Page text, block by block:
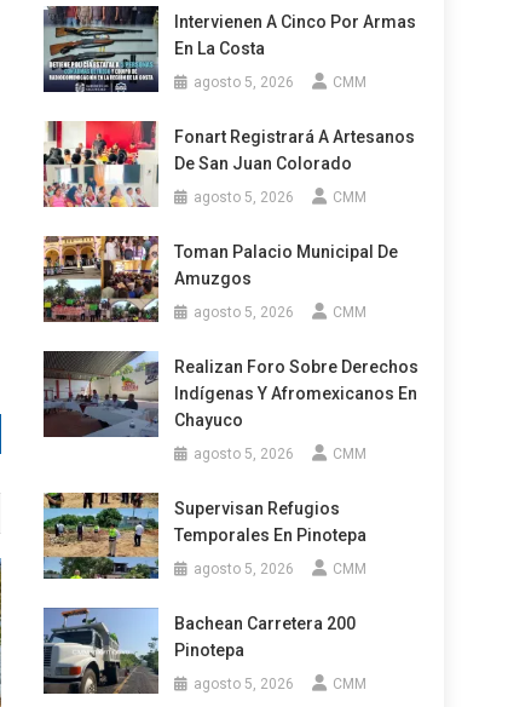
Intervienen A Cinco Por Armas
En La Costa
agosto 5, 2026 CMM
Fonart Registrará A Artesanos
De San Juan Colorado
agosto 5, 2026 CMM
Toman Palacio Municipal De
Amuzgos
agosto 5, 2026 CMM
Realizan Foro Sobre Derechos
Indígenas Y Afromexicanos En
Chayuco
agosto 5, 2026 CMM
Supervisan Refugios
Temporales En Pinotepa
agosto 5, 2026 CMM
Bachean Carretera 200
Pinotepa
agosto 5, 2026 CMM